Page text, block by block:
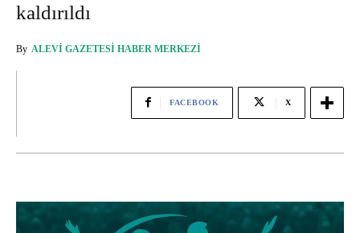
kaldırıldı
By ALEVI GAZETESI HABER MERKEZI
FACEBOOK X